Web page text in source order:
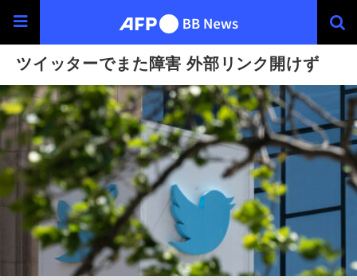
ツイッターでまた障害 外部リンク開けず